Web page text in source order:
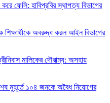
ফেলি: হাবিপ্রবির স্থাপত্য বিভাগের
অবরুদ্ধ করল আইন বিভাগের
মালিকের দৌরাত্ম্য: অসহায়
শেষ মুহূর্তে ১০৪ জনকে অবৈধ নিয়োগের